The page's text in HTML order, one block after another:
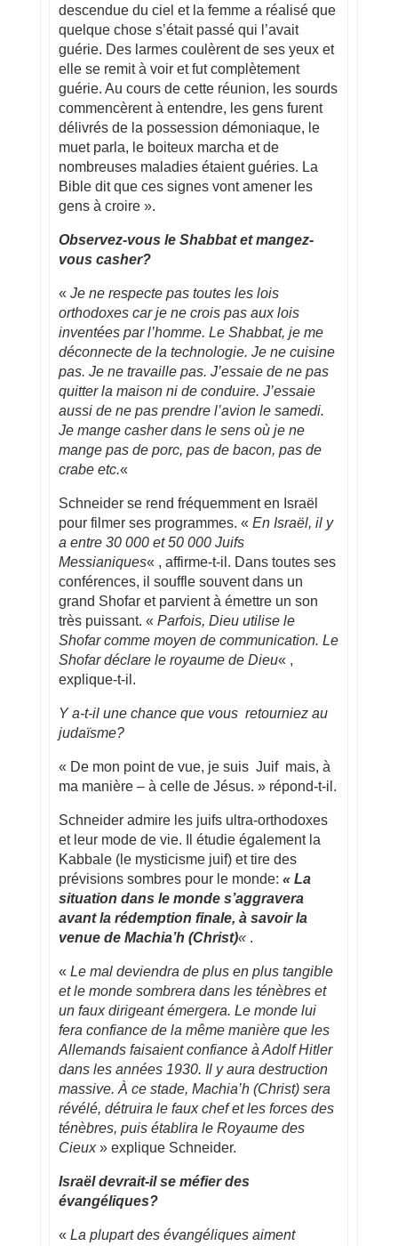
descendue du ciel et la femme a réalisé que
quelque chose s’était passé qui l’avait
guérie. Des larmes coulèrent de ses yeux et
elle se remit à voir et fut complètement
guérie. Au cours de cette réunion, les sourds
commencèrent à entendre, les gens furent
délivrés de la possession démoniaque, le
muet parla, le boiteux marcha et de
nombreuses maladies étaient guéries. La
Bible dit que ces signes vont amener les
gens à croire ».
Observez-vous le Shabbat et mangez-
vous casher?
« Je ne respecte pas toutes les lois
orthodoxes car je ne crois pas aux lois
inventées par l’homme. Le Shabbat, je me
déconnecte de la technologie. Je ne cuisine
pas. Je ne travaille pas. J’essaie de ne pas
quitter la maison ni de conduire. J’essaie
aussi de ne pas prendre l’avion le samedi.
Je mange casher dans le sens où je ne
mange pas de porc, pas de bacon, pas de
crabe etc.«
Schneider se rend fréquemment en Israël
pour filmer ses programmes. « En Israël, il y
a entre 30 000 et 50 000 Juifs
Messianiques« , affirme-t-il. Dans toutes ses
conférences, il souffle souvent dans un
grand Shofar et parvient à émettre un son
très puissant. « Parfois, Dieu utilise le
Shofar comme moyen de communication. Le
Shofar déclare le royaume de Dieu« ,
explique-t-il.
Y a-t-il une chance que vous retourniez au
judaïsme?
« De mon point de vue, je suis Juif mais, à
ma manière – à celle de Jésus. » répond-t-il.
Schneider admire les juifs ultra-orthodoxes
et leur mode de vie. Il étudie également la
Kabbale (le mysticisme juif) et tire des
prévisions sombres pour le monde: « La
situation dans le monde s’aggravera
avant la rédemption finale, à savoir la
venue de Machia’h (Christ)« .
« Le mal deviendra de plus en plus tangible
et le monde sombrera dans les ténèbres et
un faux dirigeant émergera. Le monde lui
fera confiance de la même manière que les
Allemands faisaient confiance à Adolf Hitler
dans les années 1930. Il y aura destruction
massive. À ce stade, Machia’h (Christ) sera
révélé, détruira le faux chef et les forces des
ténèbres, puis établira le Royaume des
Cieux» explique Schneider.
Israël devrait-il se méfier des
évangéliques?
« La plupart des évangéliques aiment